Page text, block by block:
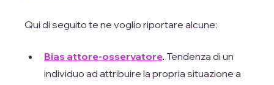
Qui di seguito te ne voglio riportare alcune:
Bias attore-osservatore. Tendenza di un
individuo ad attribuire la propria situazione a